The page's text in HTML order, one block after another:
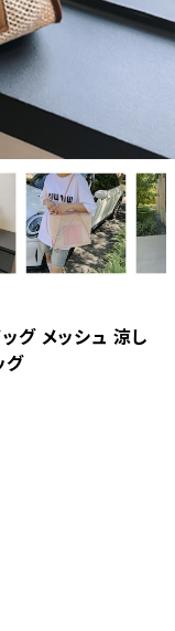
グ メッシュ 涼し
グ